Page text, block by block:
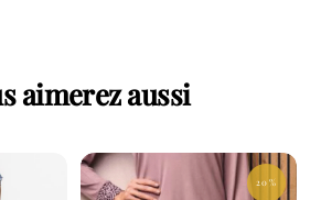
aimerez aussi
20 %